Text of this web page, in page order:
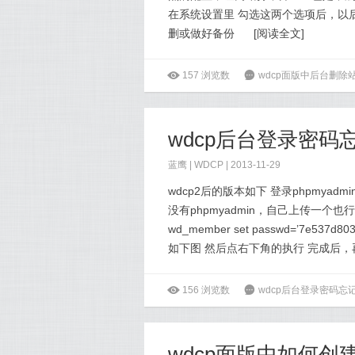
在系统设置里 勾选这两个选项后，以
删或做好备份
[阅读全文]
ė 157 浏览数 6 wdcp面版中后台删除
wdcp后台登录密码
蓝鹰 | WDCP | 2013-11-29
wdcp2后的版本如下 登录
没有phpmyadmin，自己上传一个也
wd_member set
如下图 然后点右下角的执行 完成后
ė 156 浏览数 6 wdcp后台登录密码忘